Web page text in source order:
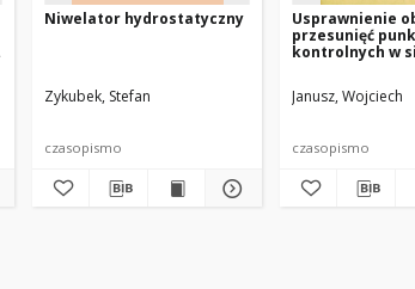
Niwelator hydrostatyczny
Zykubek, Stefan
czasopismo
Usprawnienie
przesunięć
kontrolnych w
pomiarów
Janusz, Wojciech
czasopismo